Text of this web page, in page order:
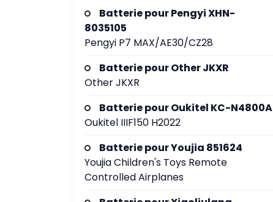
Batterie pour Pengyi XHN-
8035105
Pengyi P7 MAX/AE30/CZ28
Batterie pour Other JKXR
Other JKXR
Batterie pour Oukitel KC-N4800A
Oukitel IIIF150 H2022
Batterie pour Youjia 851624
Youjia Children's Toys Remote
Controlled Airplanes